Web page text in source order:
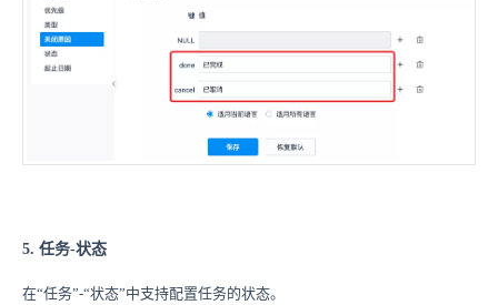
5. 任务-状态
在“任务”-“状态”中支持配置任务的状态。